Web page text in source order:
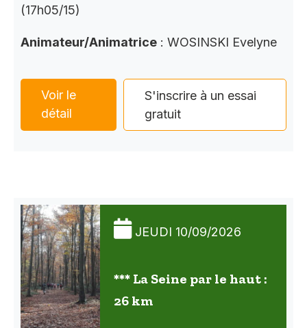
(17h05/15)
Animateur/Animatrice : WOSINSKI Evelyne
Voir le
détail
S'inscrire à un essai
gratuit
JEUDI 10/09/2026
*** La Seine par le haut :
26 km